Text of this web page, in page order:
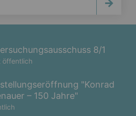
8/1
öffentlich
"Konrad
– 150 Jahre"